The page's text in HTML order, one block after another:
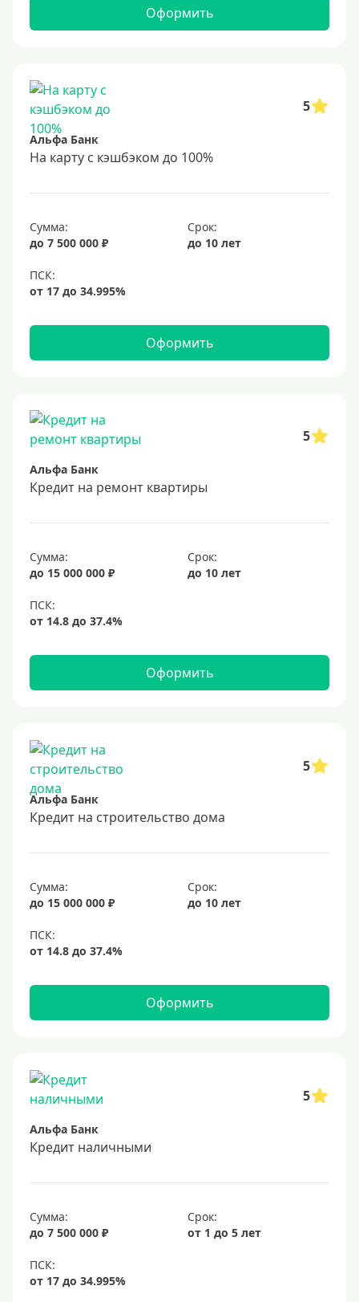
Оформить
5
Альфа Банк
На карту с кэшбэком до 100%
Сумма:
до 7 500 000 ₽
Срок:
до 10 лет
Оформить
5
Альфа Банк
Кредит на ремонт квартиры
Сумма:
до 15 000 000 ₽
Срок:
до 10 лет
Оформить
5
Альфа Банк
Кредит на строительство дома
Сумма:
до 15 000 000 ₽
Срок:
до 10 лет
Оформить
5
Альфа Банк
Кредит наличными
Сумма:
до 7 500 000 ₽
Срок:
от 1 до 5 лет